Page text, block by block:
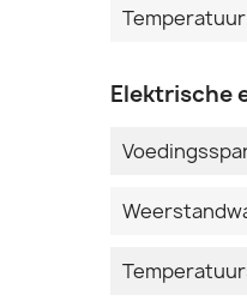
Elektrische